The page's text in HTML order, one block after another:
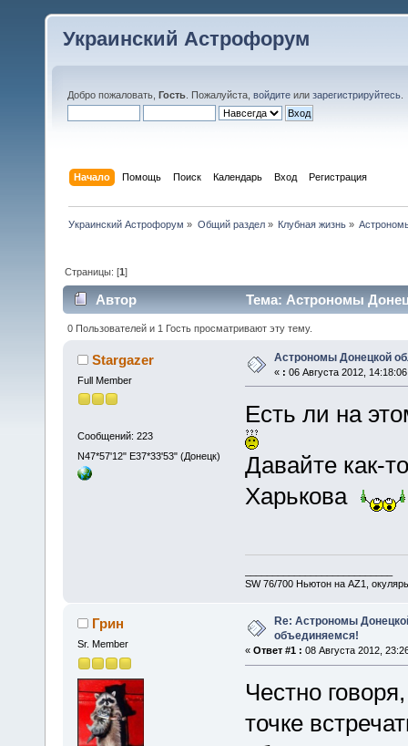
Украинский Астрофорум
Добро пожаловать, Гость . Пожалуйста, войдите или зарегистрируйтесь
Начало Помощь Поиск Календарь Вход Регистрация
Украинский Астрофорум » Общий раздел» Клубная жизнь»
Страницы: [1]
Автор Тема: Астрономы
0 Пользователей и 1 Гость просматривают эту тему.
Stargazer
Full Member
Сообщений: 223
N47*57'12" E37*33'53" (Донецк)
Астрономы Донецкой
« : 06 Августа 2012,
Есть ли на
Давайте как-
Харькова
SW 76/700 Ньютон на AZ1,
Грин
Sr. Member
Re: Астрономы
объединяемся!
« Ответ #1 : 08 Августа 2012,
Честно
точке